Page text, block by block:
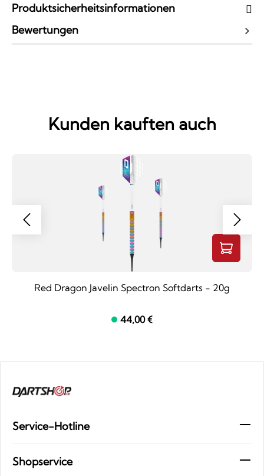
Produktsicherheitsinformationen
Bewertungen
Kunden kauften auch
Red Dragon Javelin Spectron Softdarts - 20g
44,00 €
Service-Hotline
Shopservice